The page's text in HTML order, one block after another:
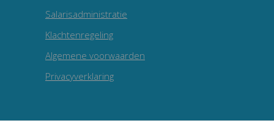
Salarisadministratie
Klachtenregeling
Algemene voorwaarden
Privacyverklaring